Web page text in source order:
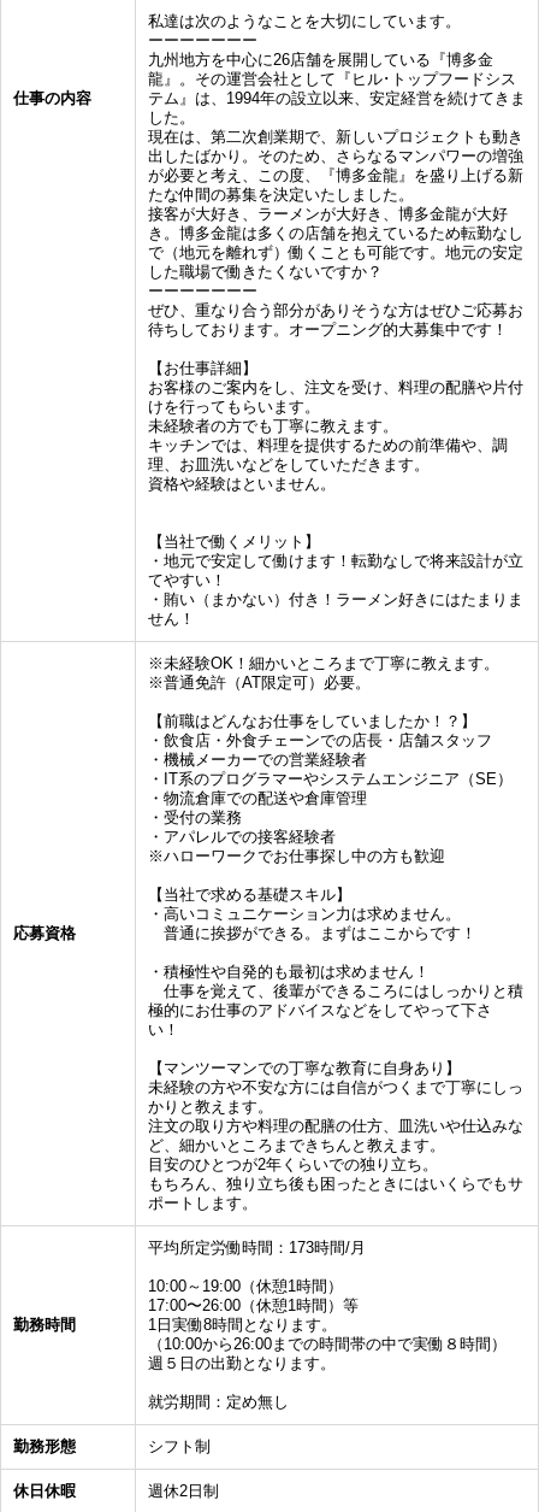
仕事の内容
私達は次のようなことを大切にしています。
ーーーーーーー
九州地方を中心に26店舗を展開している『博多金
龍』。その運営会社として『ヒル･トップフードシス
テム』は、1994年の設立以来、安定経営を続けてきま
した。
現在は、第二次創業期で、新しいプロジェクトも動き
出したばかり。そのため、さらなるマンパワーの増強
が必要と考え、この度、『博多金龍』を盛り上げる新
たな仲間の募集を決定いたしました。
接客が大好き、ラーメンが大好き、博多金龍が大好
き。博多金龍は多くの店舗を抱えているため転勤なし
で（地元を離れず）働くことも可能です。地元の安定
した職場で働きたくないですか？
ーーーーーーー
ぜひ、重なり合う部分がありそうな方はぜひご応募お
待ちしております。オープニング的大募集中です！
【お仕事詳細】
お客様のご案内をし、注文を受け、料理の配膳や片付
けを行ってもらいます。
未経験者の方でも丁寧に教えます。
キッチンでは、料理を提供するための前準備や、調
理、お皿洗いなどをしていただきます。
資格や経験はといません。
【当社で働くメリット】
・地元で安定して働けます！転勤なしで将来設計が立
てやすい！
・賄い（まかない）付き！ラーメン好きにはたまりま
せん！
応募資格
※未経験OK！細かいところまで丁寧に教えます。
※普通免許（AT限定可）必要。
【前職はどんなお仕事をしていましたか！？】
・飲食店・外食チェーンでの店長・店舗スタッフ
・機械メーカーでの営業経験者
・IT系のプログラマーやシステムエンジニア（SE）
・物流倉庫での配送や倉庫管理
・受付の業務
・アパレルでの接客経験者
※ハローワークでお仕事探し中の方も歓迎
【当社で求める基礎スキル】
・高いコミュニケーション力は求めません。
普通に挨拶ができる。まずはここからです！
・積極性や自発的も最初は求めません！
仕事を覚えて、後輩ができるころにはしっかりと積
極的にお仕事のアドバイスなどをしてやって下さ
い！
【マンツーマンでの丁寧な教育に自身あり】
未経験の方や不安な方には自信がつくまで丁寧にしっ
かりと教えます。
注文の取り方や料理の配膳の仕方、皿洗いや仕込みな
ど、細かいところまできちんと教えます。
目安のひとつが2年くらいでの独り立ち。
もちろん、独り立ち後も困ったときにはいくらでもサ
ポートします。
勤務時間
平均所定労働時間：173時間/月
10:00～19:00（休憩1時間）
17:00〜26:00（休憩1時間）等
1日実働8時間となります。
（10:00から26:00までの時間帯の中で実働８時間）
週５日の出勤となります。
就労期間：定め無し
勤務形態 シフト制
休日休暇 週休2日制